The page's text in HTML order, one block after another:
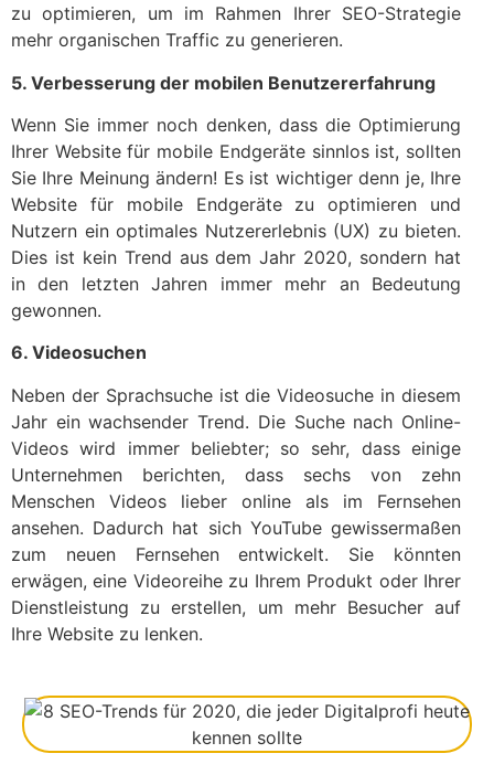
zu optimieren, um im Rahmen Ihrer SEO-Strategie
mehr organischen Traffic zu generieren.
5. Verbesserung der mobilen Benutzererfahrung
Wenn Sie immer noch denken, dass die Optimierung
Ihrer Website für mobile Endgeräte sinnlos ist, sollten
Sie Ihre Meinung ändern! Es ist wichtiger denn je, Ihre
Website für mobile Endgeräte zu optimieren und
Nutzern ein optimales Nutzererlebnis (UX) zu bieten.
Dies ist kein Trend aus dem Jahr 2020, sondern hat
in den letzten Jahren immer mehr an Bedeutung
gewonnen.
6. Videosuchen
Neben der Sprachsuche ist die Videosuche in diesem
Jahr ein wachsender Trend. Die Suche nach Online-
Videos wird immer beliebter; so sehr, dass einige
Unternehmen berichten, dass sechs von zehn
Menschen Videos lieber online als im Fernsehen
ansehen. Dadurch hat sich YouTube gewissermaßen
zum neuen Fernsehen entwickelt. Sie könnten
erwägen, eine Videoreihe zu Ihrem Produkt oder Ihrer
Dienstleistung zu erstellen, um mehr Besucher auf
Ihre Website zu lenken.